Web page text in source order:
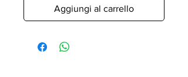
Aggiungi al carrello